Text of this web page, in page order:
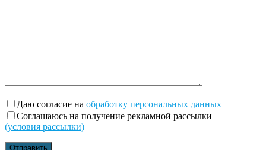
Даю согласие на обработку персональных данных
Соглашаюсь на получение рекламной рассылки
(условия рассылки)